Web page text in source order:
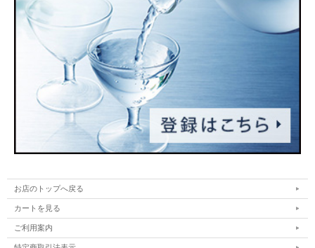
お店のトップへ戻る
カートを見る
ご利用案内